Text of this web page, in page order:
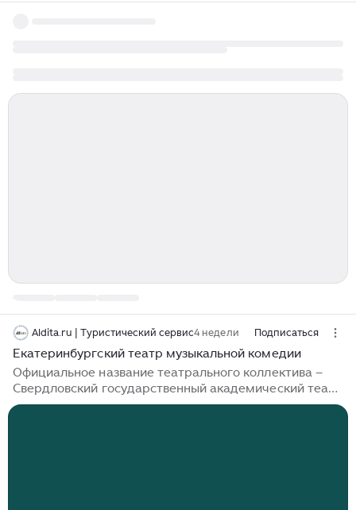
Aldita.ru | Туристический сервис4 недели Подписаться
Екатеринбургский театр музыкальной комедии
Официальное название театрального коллектива –
Свердловский государственный академический театр
музыкальной комедии. Почему он именуется